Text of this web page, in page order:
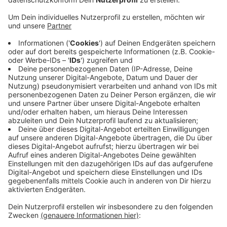
Anzeige
Sie sind für Menschen aus unserer Stadt in
schwierigen Situationen da – und das 365 Tage im
Jahr rund um die Uhr. Fünf neue ehrenamtliche
Notfallseelsorgerinnen werden Mittwochabend in
einem feierlichen Gottesdienst offiziell eingeführt. Die
fünf Frauen bereichern dann künftig die Seelsorger
und sind an der Seite der Menschen, deren Leben aus
den Fugen geraten ist. Eingeführt in ihr Amt werden sie
um 18 Uhr in der evangelischen Hoffnungskirche in
Rheindorf.
Anzeige